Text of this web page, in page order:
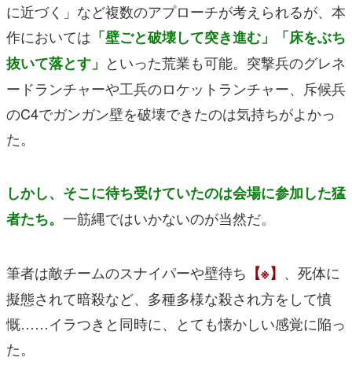
に近づく」など複数のアプローチが考えられるが、本
作においては 「壁ごと破壊して突き進む」「床をぶち
抜いて落とす」 といった荒業も可能。突撃兵のグレネ
ードランチャーや工兵のロケットランチャー、斥候兵
のC4でガンガン壁を破壊できたのは気持ちがよかっ
た。
しかし、そこに待ち受けていたのは会場に参加した猛
者たち。 一筋縄ではいかないのが当然だ。
筆者は敵チームのスナイパーや壁待ち 【※】 、死体に
擬態されて暗殺など、多種多様な殺され方をして憤
慨……イラつきと同時に、とても懐かしい感覚に陥っ
た。